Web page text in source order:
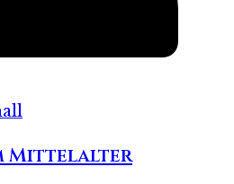
Mittelalter